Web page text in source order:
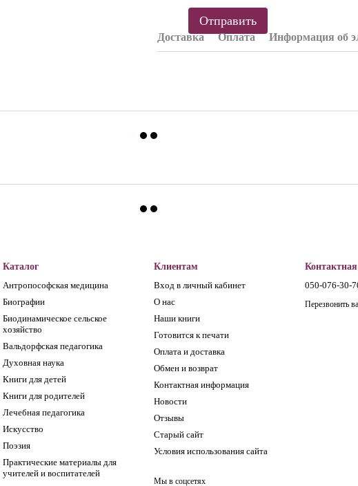
Отправить
Доставка Оплата Информация об
Каталог
Антропософская медицина
Биографии
Биодинамическое сельское
хозяйство
Вальдорфская педагогика
Духовная наука
Книги для детей
Книги для родителей
Лечебная педагогика
Искусство
Поэзия
Практические материалы для
учителей и воспитателей
Клиентам
Вход в личный кабинет
О нас
Наши книги
Готовится к печати
Оплата и доставка
Обмен и возврат
Контактная информация
Новости
Отзывы
Старый сайт
Условия использования сайта
Мы в соцсетях
050-076-30-
Перезвонить